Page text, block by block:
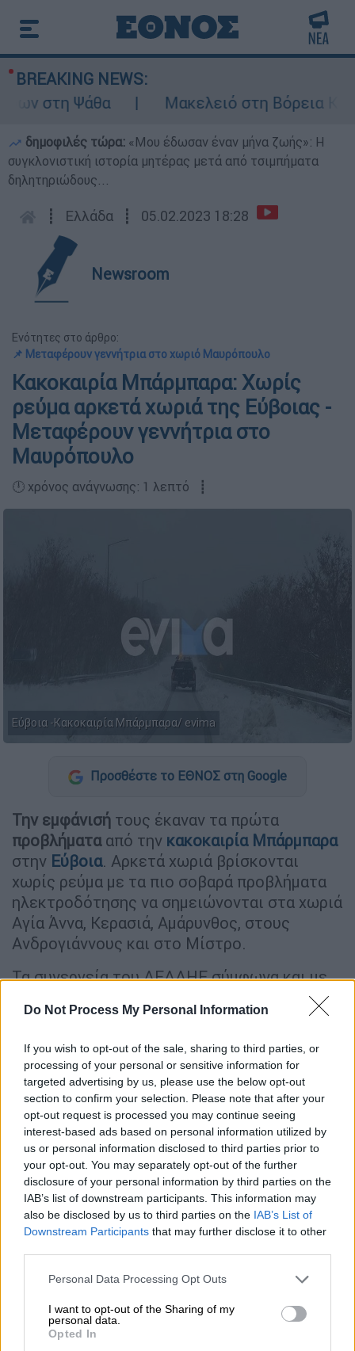
Do Not Process My Personal Information
If you wish to opt-out of the sale, sharing to third parties, or
processing of your personal or sensitive information for
targeted advertising by us, please use the below opt-out
section to confirm your selection. Please note that after your
opt-out request is processed you may continue seeing
interest-based ads based on personal information utilized by
us or personal information disclosed to third parties prior to
your opt-out. You may separately opt-out of the further
disclosure of your personal information by third parties on the
IAB’s list of downstream participants. This information may
also be disclosed by us to third parties on the IAB’s List of
Downstream Participants that may further disclose it to other
Please note that this website/app uses one or more Google
not limited to your visit or usage behaviour. You may click to
grant or deny consent to Google and its third-party tags to
use your data for below specified purposes in below Google
Personal Data Processing Opt Outs
I want to opt-out of the Sharing of my
personal data.
Opted In
BREAKING NEWS:
στη Ψάθα
Μακελειό στη Βόρεια
δημοφιλές τώρα: «Μου έδωσαν έναν μήνα ζωής»: Η
συγκλονιστική ιστορία μητέρας μετά από τσιμπήματα
δηλητηριώδους...
┋ Ελλάδα ┋ 05.02.2023 18:28
Newsroom
Ενότητες στο άρθρο:
📌 Μεταφέρουν γεννήτρια στο χωριό Μαυρόπουλο
Κακοκαιρία Μπάρμπαρα: Χωρίς
ρεύμα αρκετά χωριά της Εύβοιας -
Μεταφέρουν γεννήτρια στο
Μαυρόπουλο
🕛 χρόνος ανάγνωσης: 1 λεπτό ┋
Εύβοια -Κακοκαιρία Μπάρμπαρα/ evima
Προσθέστε το ΕΘΝΟΣ στη Google
Την εμφάνισή τους έκαναν τα πρώτα
προβλήματααπό την κακοκαιρία Μπάρμπαρα
στην Εύβοια. Αρκετά χωριά βρίσκονται
χωρίς ρεύμα με τα πιο σοβαρά προβλήματα
ηλεκτροδότησης να σημειώνονται στα χωριά
Αγία Άννα, Κερασιά, Αμάρυνθος, στους
Ανδρογιάννους και στο Μίστρο.
Τα συνεργεία του ΔΕΔΔΗΕ σύμφωνα και με
αντιμετωπίζουν επίσης σοβαρά
προβλήματα πρόσβασης για την
ΔΙΑΒΑΣΤΕ ΕΠΙΣΗΣ
Ελλάδα|05.02.2023 15:46
Τι αποφασίστηκε για τις λαϊκές
αγορές - Αλλαγές αποφάσισε η
Περιφέρεια λόγω της κακοκαιρίας
Ελλάδα|05.02.2023 16:52
Πώς θα λειτουργήσει τη Δευτέρα
δημόσιος και ιδιωτικός τομέας - Τι
ισχύει για τους εργαζόμενους που δεν
μπορούν να δουλέψουν